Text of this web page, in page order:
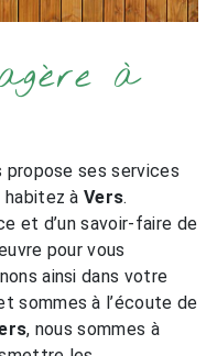
à
propose ses services
habitez àVers.
et d’un savoir-faire de
pour vous
ainsi dans votre
sommes à l’écoute de
, nous sommes à